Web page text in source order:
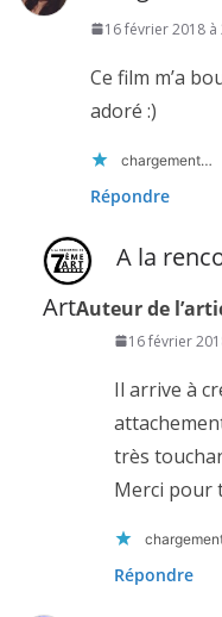
16 février 2018 à
Ce film m’a
adoré :)
chargement…
Répondre
A la
ArtAuteur de
16 février
Il arrive à
très
Merci pour
Répondre